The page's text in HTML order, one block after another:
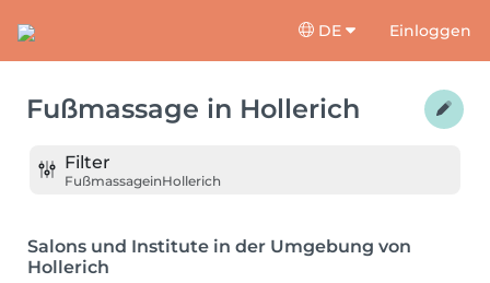
DE Einloggen
Fußmassage in Hollerich
Filter
FußmassageinHollerich
Salons und Institute in der Umgebung von
Hollerich